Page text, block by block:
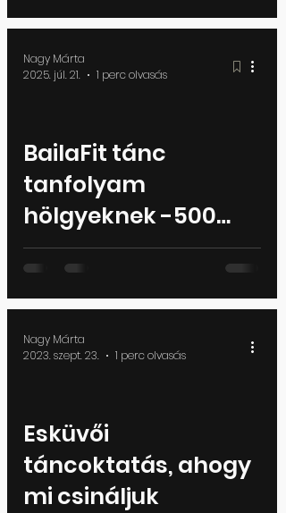
péntek esténként
18.00-19.00
BailaFit tánc
tanfolyam
hölgyeknek -500
kalória-teljesen
kezdő tanfolyam
indul hétfőn-
szerdán 2025
szeptembertől
Nagy Márta
2025. júl. 21.
1 perc olvasás
videoEsküvői
táncoktatás, ahogy
mi csináljuk
Nagy Márta
2023. szept. 23.
1 perc olvasás